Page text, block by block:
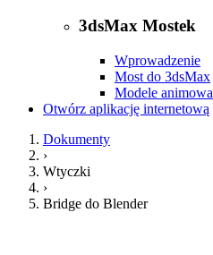
3dsMax Mostek
Wprowadzenie
Most do 3dsMax
Modele
Otwórz aplikację internetową
Dokumenty
›
Wtyczki
›
Bridge do Blender